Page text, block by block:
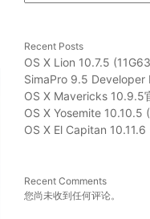
Recent Posts
OS X Lion 10.7.5
SimaPro 9.5 Developer
OS X Mavericks 10.9.5
OS X Yosemite 10.10.5
OS X El Capitan
Recent Comments
您尚未收到任何评论。